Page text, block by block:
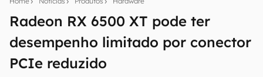
Radeon RX 6500 XT pode ter
desempenho limitado por conector
PCIe reduzido
notícias e reviews sobre tecnologia em primeira
mão.
E-mail